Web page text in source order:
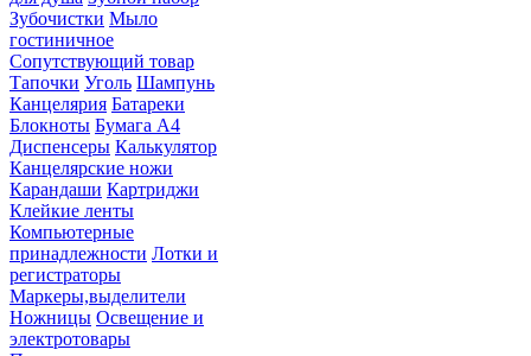
Зубочистки Мыло
гостиничное
Сопутствующий товар
Тапочки Уголь Шампунь
Канцелярия Батареки
Блокноты Бумага А4
Диспенсеры Калькулятор
Канцелярские ножи
Карандаши Картриджи
Клейкие ленты
Компьютерные
принадлежности Лотки и
регистраторы
Маркеры,выделители
Ножницы Освещение и
электротовары